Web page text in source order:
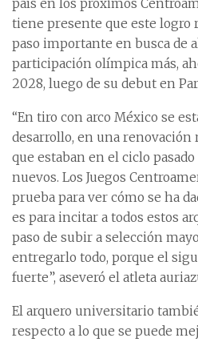
país en los próximos
tiene presente que este
paso importante en busca de
participación olímpica más,
2028, luego de su debut en
“En tiro con arco México se
desarrollo, en una renovación
que estaban en el ciclo
nuevos. Los Juegos
prueba para ver cómo se ha
es para incitar a todos estos
paso de subir a selección
entregarlo todo, porque el
fuerte”, aseveró el atleta
El arquero universitario
respecto a lo que se puede